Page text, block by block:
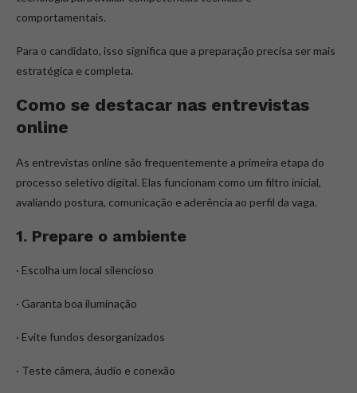
comportamentais.
Para o candidato, isso significa que a preparação precisa ser mais
estratégica e completa.
Como se destacar nas entrevistas
online
As entrevistas online são frequentemente a primeira etapa do
processo seletivo digital. Elas funcionam como um filtro inicial,
avaliando postura, comunicação e aderência ao perfil da vaga.
1. Prepare o ambiente
· Escolha um local silencioso
· Garanta boa iluminação
· Evite fundos desorganizados
· Teste câmera, áudio e conexão